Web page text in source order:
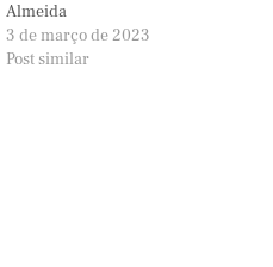
Almeida
3 de março de 2023
Post similar